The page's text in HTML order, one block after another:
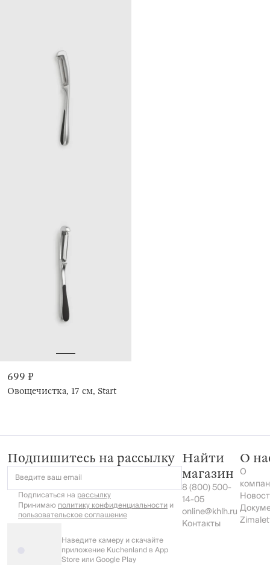
699 ₽
Овощечистка, 17 см, Start
Подпишитесь на рассылку
Введите ваш email
Подписаться на рассылку
Принимаюполитику конфиденциальностии
пользовательское соглашение
Наведите камеру и скачайте
приложение Kuchenland в App
Store или Google Play
Найти
магазин
8 (800) 500-
14-05
online@khlh.ru
Контакты
О
О